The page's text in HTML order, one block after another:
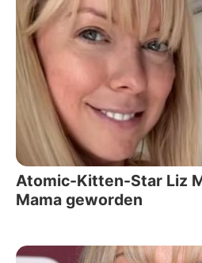
Atomic-Kitten-Star Liz
Mama geworden